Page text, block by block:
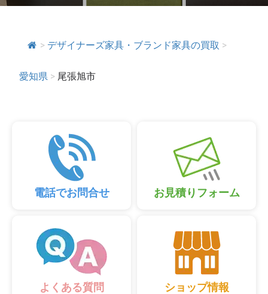
> デザイナーズ家具・ブランド家具の買取 >
愛知県 > 尾張旭市
電話でお問合せ お見積りフォーム
よくある質問 ショップ情報